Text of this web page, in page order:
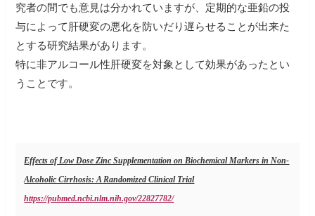
究者の間でも意見は分かれていますが、定期的な亜鉛の投
与によって肝硬変の悪化を防いだり遅らせることが出来た
とする研究結果があります。
特に非アルコール性肝硬変を対象として効果があったとい
うことです。
Effects of Low Dose Zinc Supplementation on Biochemical Markers in Non-
Alcoholic Cirrhosis: A Randomized Clinical Trial
https://pubmed.ncbi.nlm.nih.gov/22827782/